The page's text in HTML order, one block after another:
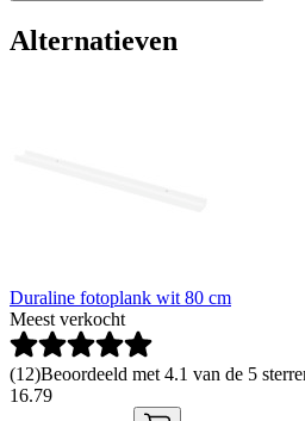
Alternatieven
Duraline fotoplank wit 80 cm
Meest verkocht
(12)Beoordeeld met 4.1 van de 5
16.79